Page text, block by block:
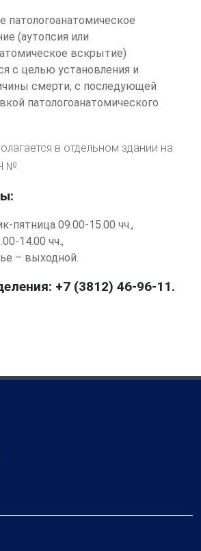
патологоанатомическое
(аутопсия или
вскрытие)
с целью установления и
смерти, с последующей
патологоанатомического
в отдельном здании на
№.
пятница 09.00-15.00 чч.,
14.00 чч.,
– выходной.
+7 (3812) 46-96-11.